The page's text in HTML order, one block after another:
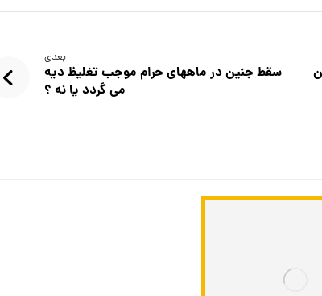
بعدی
سقط جنین در ماههای حرام موجب تغلیظ دیه
می گردد یا نه ؟